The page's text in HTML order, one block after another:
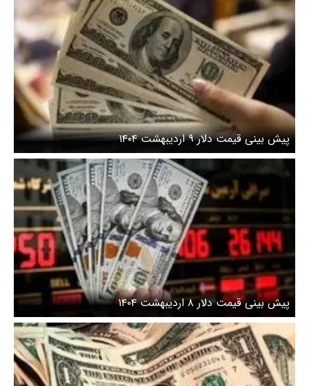
پیش بینی قیمت دلار ۹ اردیبهشت ۱۴۰۴
پیش بینی قیمت دلار ۸ اردیبهشت ۱۴۰۴